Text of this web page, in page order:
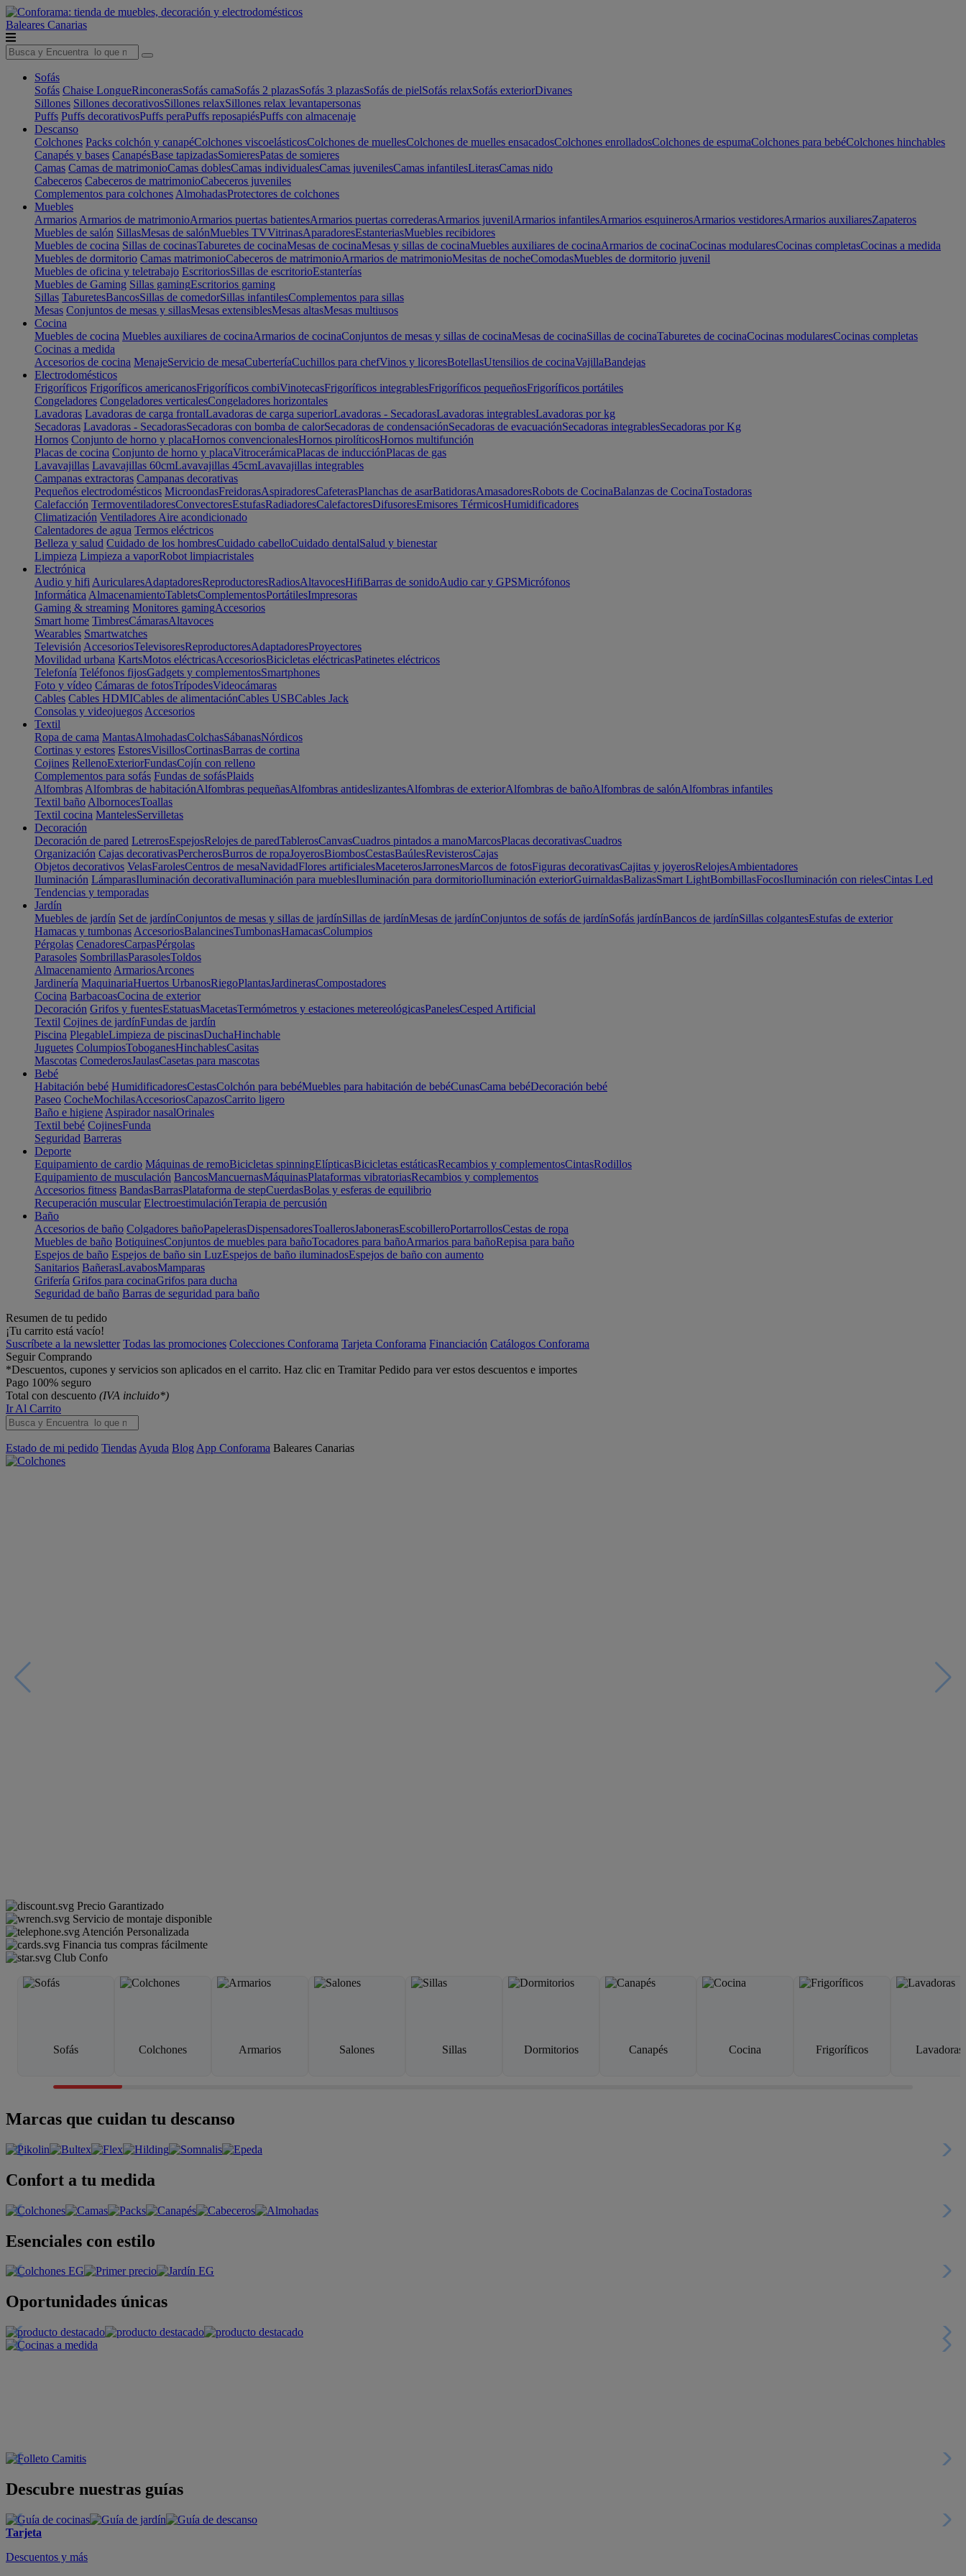
Baleares Canarias
Sofás
Sofás Chaise LongueRinconerasSofás camaSofás 2 plazasSofás 3 plazasSofás de pielSofás relaxSofás exteriorDivanes
Sillones Sillones decorativosSillones relaxSillones relax levantapersonas
Puffs Puffs decorativosPuffs peraPuffs reposapiésPuffs con almacenaje
Descanso
Colchones Packs colchón y canapéColchones viscoelásticosColchones de muellesColchones de muelles ensacadosColchones enrolladosColchones de espumaColchones para bebéColchones hinchables
Canapés y bases CanapésBase tapizadasSomieresPatas de somieres
Camas Camas de matrimonioCamas doblesCamas individualesCamas juvenilesCamas infantilesLiterasCamas nido
Cabeceros Cabeceros de matrimonioCabeceros juveniles
Complementos para colchones AlmohadasProtectores de colchones
Muebles
Armarios Armarios de matrimonioArmarios puertas batientesArmarios puertas correderasArmarios juvenilArmarios infantilesArmarios esquinerosArmarios vestidoresArmarios auxiliaresZapateros
Muebles de salón SillasMesas de salónMuebles TVVitrinasAparadoresEstanteriasMuebles recibidores
Muebles de cocina Sillas de cocinasTaburetes de cocinaMesas de cocinaMesas y sillas de cocinaMuebles auxiliares de cocinaArmarios de cocinaCocinas modularesCocinas completasCocinas a medida
Muebles de dormitorio Camas matrimonioCabeceros de matrimonioArmarios de matrimonioMesitas de nocheComodasMuebles de dormitorio juvenil
Muebles de oficina y teletrabajo EscritoriosSillas de escritorioEstanterías
Muebles de Gaming Sillas gamingEscritorios gaming
Sillas TaburetesBancosSillas de comedorSillas infantilesComplementos para sillas
Mesas Conjuntos de mesas y sillasMesas extensiblesMesas altasMesas multiusos
Cocina
Muebles de cocina Muebles auxiliares de cocinaArmarios de cocinaConjuntos de mesas y sillas de cocinaMesas de cocinaSillas de cocinaTaburetes de cocinaCocinas modularesCocinas completas
Cocinas a medida
Accesorios de cocina MenajeServicio de mesaCuberteríaCuchillos para chefVinos y licoresBotellasUtensilios de cocinaVajillaBandejas
Electrodomésticos
Frigoríficos Frigoríficos americanosFrigoríficos combiVinotecasFrigoríficos integrablesFrigoríficos pequeñosFrigoríficos portátiles
Congeladores Congeladores verticalesCongeladores horizontales
Lavadoras Lavadoras de carga frontalLavadoras de carga superiorLavadoras - SecadorasLavadoras integrablesLavadoras por kg
Secadoras Lavadoras - SecadorasSecadoras con bomba de calorSecadoras de condensaciónSecadoras de evacuaciónSecadoras integrablesSecadoras por Kg
Hornos Conjunto de horno y placaHornos convencionalesHornos pirolíticosHornos multifunción
Placas de cocina Conjunto de horno y placaVitrocerámicaPlacas de inducciónPlacas de gas
Lavavajillas Lavavajillas 60cmLavavajillas 45cmLavavajillas integrables
Campanas extractoras Campanas decorativas
Pequeños electrodomésticos MicroondasFreidorasAspiradoresCafeterasPlanchas de asarBatidorasAmasadoresRobots de CocinaBalanzas de CocinaTostadoras
Calefacción TermoventiladoresConvectoresEstufasRadiadoresCalefactoresDifusoresEmisores TérmicosHumidificadores
Climatización Ventiladores Aire acondicionado
Calentadores de agua Termos eléctricos
Belleza y salud Cuidado de los hombresCuidado cabelloCuidado dentalSalud y bienestar
Limpieza Limpieza a vaporRobot limpiacristales
Electrónica
Audio y hifi AuricularesAdaptadoresReproductoresRadiosAltavocesHifiBarras de sonidoAudio car y GPSMicrófonos
Informática AlmacenamientoTabletsComplementosPortátilesImpresoras
Gaming & streaming Monitores gamingAccesorios
Smart home TimbresCámarasAltavoces
Wearables Smartwatches
Televisión AccesoriosTelevisoresReproductoresAdaptadoresProyectores
Movilidad urbana KartsMotos eléctricasAccesoriosBicicletas eléctricasPatinetes eléctricos
Telefonía Teléfonos fijosGadgets y complementosSmartphones
Foto y vídeo Cámaras de fotosTrípodesVideocámaras
Cables Cables HDMICables de alimentaciónCables USBCables Jack
Consolas y videojuegos Accesorios
Textil
Ropa de cama MantasAlmohadasColchasSábanasNórdicos
Cortinas y estores EstoresVisillosCortinasBarras de cortina
Cojines RellenoExteriorFundasCojín con relleno
Complementos para sofás Fundas de sofásPlaids
Alfombras Alfombras de habitaciónAlfombras pequeñasAlfombras antideslizantesAlfombras de exteriorAlfombras de bañoAlfombras de salónAlfombras infantiles
Textil baño AlbornocesToallas
Textil cocina MantelesServilletas
Decoración
Decoración de pared LetrerosEspejosRelojes de paredTablerosCanvasCuadros pintados a manoMarcosPlacas decorativasCuadros
Organización Cajas decorativasPercherosBurros de ropaJoyerosBiombosCestasBaúlesRevisterosCajas
Objetos decorativos VelasFarolesCentros de mesaNavidadFlores artificialesMaceterosJarronesMarcos de fotosFiguras decorativasCajitas y joyerosRelojesAmbientadores
Iluminación LámparasIluminación decorativaIluminación para mueblesIluminación para dormitorioIluminación exteriorGuirnaldasBalizasSmart LightBombillasFocosIluminación con rielesCintas Led
Tendencias y temporadas
Jardín
Muebles de jardín Set de jardínConjuntos de mesas y sillas de jardínSillas de jardínMesas de jardínConjuntos de sofás de jardínSofás jardínBancos de jardínSillas colgantesEstufas de exterior
Hamacas y tumbonas AccesoriosBalancinesTumbonasHamacasColumpios
Pérgolas CenadoresCarpasPérgolas
Parasoles SombrillasParasolesToldos
Almacenamiento ArmariosArcones
Jardinería MaquinariaHuertos UrbanosRiegoPlantasJardinerasCompostadores
Cocina BarbacoasCocina de exterior
Decoración Grifos y fuentesEstatuasMacetasTermómetros y estaciones metereológicasPanelesCesped Artificial
Textil Cojines de jardínFundas de jardín
Piscina PlegableLimpieza de piscinasDuchaHinchable
Juguetes ColumpiosToboganesHinchablesCasitas
Mascotas ComederosJaulasCasetas para mascotas
Bebé
Habitación bebé HumidificadoresCestasColchón para bebéMuebles para habitación de bebéCunasCama bebéDecoración bebé
Paseo CocheMochilasAccesoriosCapazosCarrito ligero
Baño e higiene Aspirador nasalOrinales
Textil bebé CojinesFunda
Seguridad Barreras
Deporte
Equipamiento de cardio Máquinas de remoBicicletas spinningElípticasBicicletas estáticasRecambios y complementosCintasRodillos
Equipamiento de musculación BancosMancuernasMáquinasPlataformas vibratoriasRecambios y complementos
Accesorios fitness BandasBarrasPlataforma de stepCuerdasBolas y esferas de equilibrio
Recuperación muscular ElectroestimulaciónTerapia de percusión
Baño
Accesorios de baño Colgadores bañoPapelerasDispensadoresToallerosJabonerasEscobilleroPortarrollosCestas de ropa
Muebles de baño BotiquinesConjuntos de muebles para bañoTocadores para bañoArmarios para bañoRepisa para baño
Espejos de baño Espejos de baño sin LuzEspejos de baño iluminadosEspejos de baño con aumento
Sanitarios BañerasLavabosMamparas
Grifería Grifos para cocinaGrifos para ducha
Seguridad de baño Barras de seguridad para baño
Resumen de tu pedido
¡Tu carrito está vacío!
Suscríbete a la newsletter Todas las promociones Colecciones Conforama Tarjeta Conforama Financiación Catálogos Conforama
Seguir Comprando
*Descuentos, cupones y servicios son aplicados en el carrito. Haz clic en Tramitar Pedido para ver estos descuentos e importes
Pago 100% seguro
Total con descuento (IVA incluido*)
Ir Al Carrito
Estado de mi pedido Tiendas Ayuda Blog App Conforama Baleares Canarias
Precio Garantizado
Servicio de montaje disponible
Atención Personalizada
Financia tus compras fácilmente
Club Confo
Sofás Colchones Armarios Salones Sillas Dormitorios Canapés Cocina Frigoríficos Lavadoras
Marcas que cuidan tu descanso
Confort a tu medida
Esenciales con estilo
Oportunidades únicas
Descubre nuestras guías
Tarjeta
Descuentos y más